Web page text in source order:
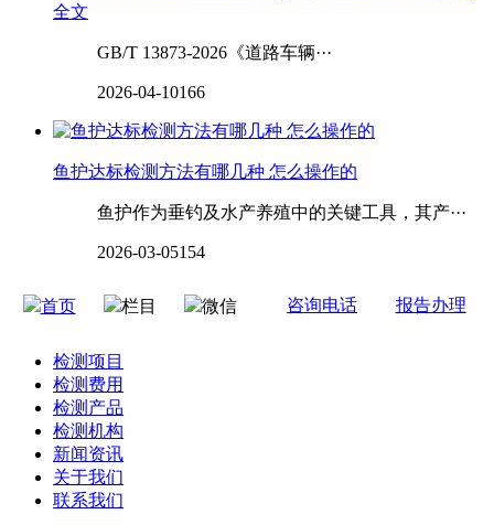
全文
GB/T 13873-2026《道路车辆···
2026-04-10166
鱼护达标检测方法有哪几种 怎么操作的
鱼护作为垂钓及水产养殖中的关键工具，其产···
2026-03-05154
首页 栏目 微信 咨询电话 报告办理
检测项目
检测费用
检测产品
检测机构
新闻资讯
关于我们
联系我们